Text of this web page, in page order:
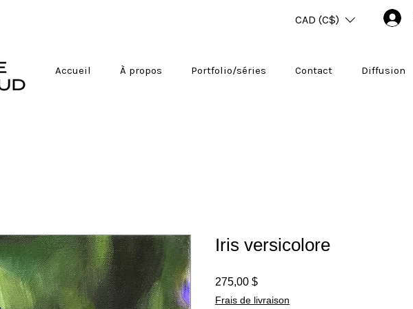
CAD (C$)
Accueil À propos Portfolio/séries Contact Diffusion
Iris versicolore
275,00 $Prix
Frais de livraison